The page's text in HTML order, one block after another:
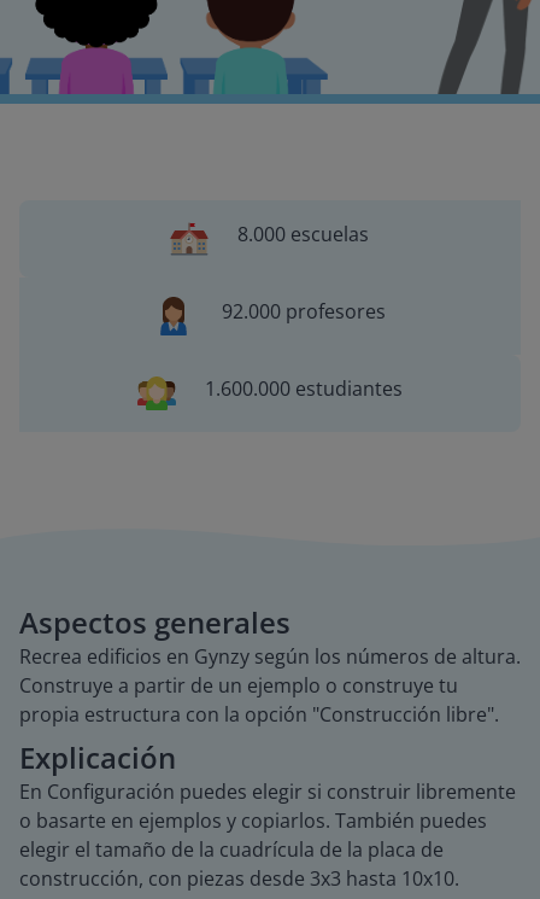
8.000 escuelas
92.000 profesores
1.600.000 estudiantes
Aspectos generales
Recrea edificios en Gynzy según los números de altura.
Construye a partir de un ejemplo o construye tu
propia estructura con la opción "Construcción libre".
Explicación
En Configuración puedes elegir si construir libremente
o basarte en ejemplos y copiarlos. También puedes
elegir el tamaño de la cuadrícula de la placa de
construcción, con piezas desde 3x3 hasta 10x10.